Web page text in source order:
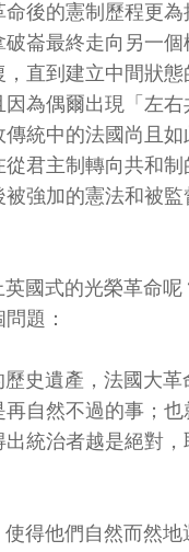
後的憲制歷程更
破崙最終走向另一
直到建立中間狀
因為偶爾出現「左
傳統中的法國尚且
從君主制轉向共和
被強加的憲法和被
國式的光榮革命呢
題：
歷史遺產，法國大
自然不過的事； 也
統治者越是絕對，
使得他們自然而然